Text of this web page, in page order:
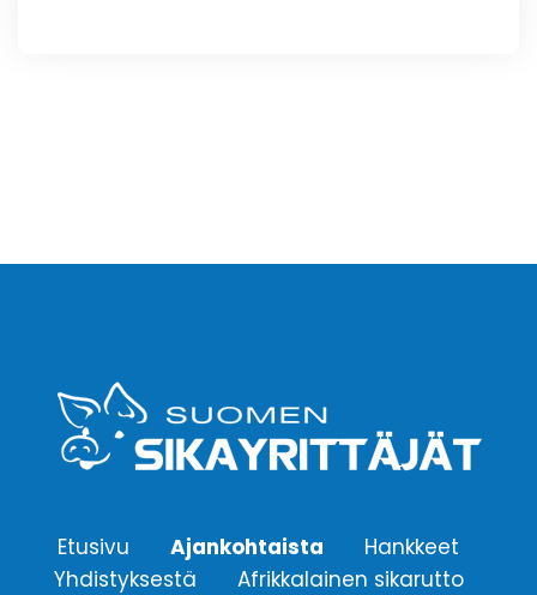
Etusivu Ajankohtaista
Hankkeet
Yhdistyksestä
Afrikkalainen sikarutto